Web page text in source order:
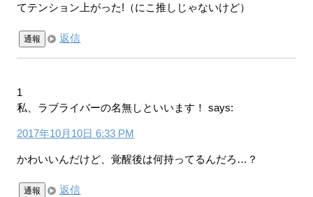
てテンション上がった!（にこ推しじゃないけど）
通報 返信
1
私、ラブライバーの名無しといいます！
says:
2017年10月10日 6:33 PM
かわいいんだけど、覚醒後は何持ってるんだろ…？
通報 返信